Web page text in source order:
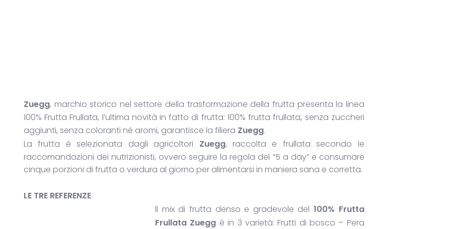
Zuegg, marchio storico nel settore della trasformazione della frutta presenta la linea
100% Frutta Frullata, l’ultima novità in fatto di frutta: 100% frutta frullata, senza zuccheri
aggiunti, senza coloranti né aromi, garantisce la filiera Zuegg.
La frutta è selezionata dagli agricoltori Zuegg, raccolta e frullata secondo le
raccomandazioni dei nutrizionisti, ovvero seguire la regola del “5 a day” e consumare
cinque porzioni di frutta o verdura al giorno per alimentarsi in maniera sana e corretta.
LE TRE REFERENZE
Il mix di frutta denso e gradevole del100% Frutta
Frullata Zuegg è in 3 varietà: Frutti di bosco – Pera